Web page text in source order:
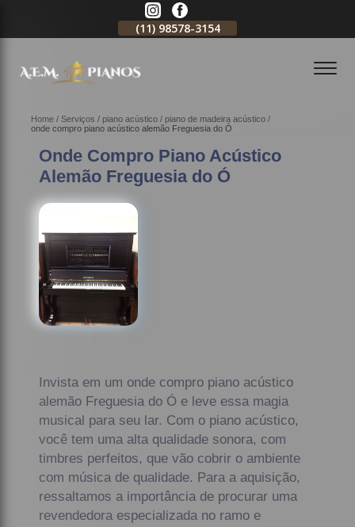
(11) 98578-3154
Home Serviços piano acústico
piano de madeira acústico
onde compro piano acústico alemão Freguesia do Ó
Onde Compro Piano Acústico
Alemão Freguesia do Ó
Invista em um onde compro piano acústico
alemão Freguesia do Ó e leve essa magia
musical para seu lar. Com o piano acústico,
você tem uma alta qualidade sonora, com
timbres perfeitos, que vão cobrir o ambiente
com música de qualidade. Para a aquisição,
ressaltamos a importância de procurar uma
revendedora especializada no ramo e